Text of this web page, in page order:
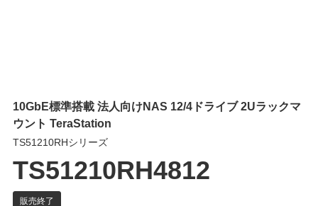
10GbE標準搭載 法人向けNAS 12/4ドライブ 2Uラックマ
ウント TeraStation
TS51210RHシリーズ
TS51210RH4812